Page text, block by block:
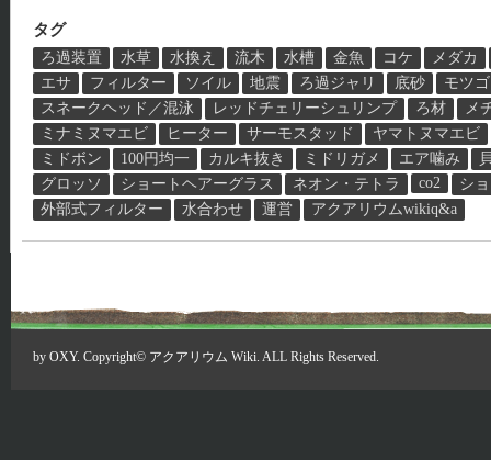
タグ
ろ過装置 水草 水換え 流木 水槽 金魚 コケ
メダカ
エサ
フィルター ソイル 地震 ろ過ジャリ 底砂
モツゴ
スネークヘッド／混泳
レッドチェリーシュリンプ ろ材
メ
ミナミヌマエビ
ヒーター サーモスタッド
ヤマトヌマエビ
ミドボン
100円均一 カルキ抜き ミドリガメ エア噛み
グロッソ
ショートヘアーグラス ネオン・テトラ co2
シ
外部式フィルター
水合わせ 運営 アクアリウムwikiq&a
by OXY. Copyright© アクアリウム Wiki. ALL Rights Reserved.